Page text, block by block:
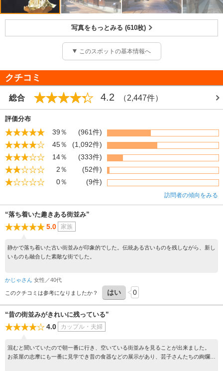
写真をもっとみる (610枚)
このスポットの基本情報へ
クチコミ
総合 4.2 （2,447件）
評価分布
39％
(961件)
45％
(1,092件)
14％
(333件)
2％
(52件)
0％
(9件)
訪問者の傾向をみる
“落ち着いた趣きある街並み”
5.0 家族
静かで落ち着いた古い街並みが印象的でした。伝統ある古いものを残しながら、新し
いものも融合した素敵な街でした。
かじゃさん 女性／40代
このクチコミは参考になりましたか？ はい 0
“昔の街並みがきれいに残っている”
4.0 カップル・夫婦
混むと聞いていたので朝一番に行き、空いている街並みを見ることが出来ました。
お茶屋の志摩にも一番に見学でき昔の食器などの展示があり、芸子さんたちの絢爛さ